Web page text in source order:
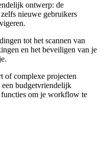
ontwerp: de
nieuwe gebruikers
tot het scannen van
en het beveiligen van je
of complexe projecten
budgetvriendelijk
om je workflow te